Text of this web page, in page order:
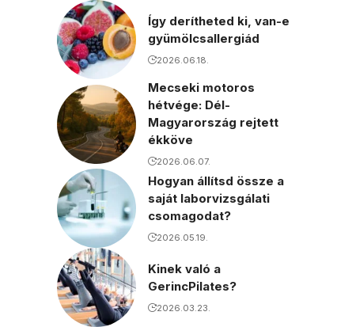
Így derítheted ki, van-e
gyümölcsallergiád
2026.06.18.
Mecseki motoros
hétvége: Dél-
Magyarország rejtett
ékköve
2026.06.07.
Hogyan állítsd össze a
saját laborvizsgálati
csomagodat?
2026.05.19.
Kinek való a
GerincPilates?
2026.03.23.